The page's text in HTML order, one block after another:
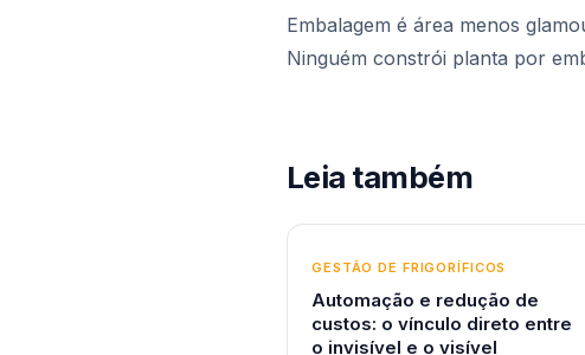
Embalagem é área menos
Ninguém constrói planta por
Leia também
GESTÃO DE FRIGORÍFICOS
Automação e redução de
custos: o vínculo direto entre
o invisível e o visível